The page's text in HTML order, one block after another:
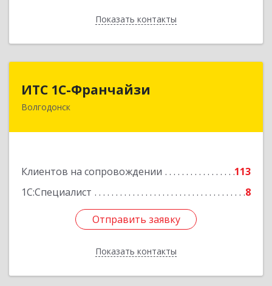
Показать контакты
Назад
ИТС 1С-Франчайзи
Волгодонск
Клиентов на сопровождении
113
1С:Специалист
8
Отправить заявку
Показать контакты
ИТС 1С-Франчайзи
347380, Ростовская обл, Волгодонск г, Гагарина
Отправить заявку
Назад